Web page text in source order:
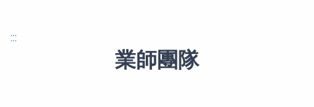
:::
業師團隊